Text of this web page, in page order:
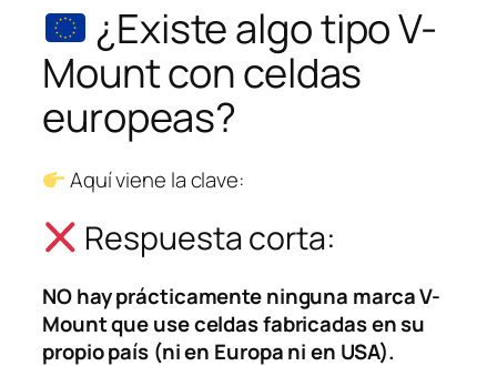
¿Existe algo tipo V-
Mount con celdas
europeas?
Aquí viene la clave:
Respuesta corta:
NO hay prácticamente ninguna marca V-
Mount que use celdas fabricadas en su
propio país (ni en Europa ni en USA).